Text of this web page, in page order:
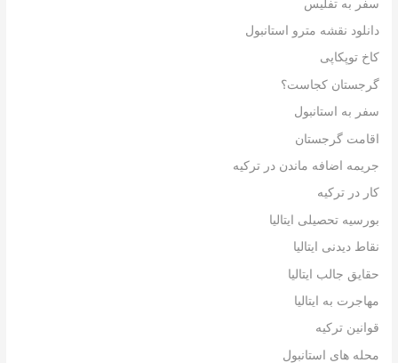
سفر به تفلیس
دانلود نقشه مترو استانبول
کاخ توپکاپی
گرجستان کجاست؟
سفر به استانبول
اقامت گرجستان
جریمه اضافه ماندن در ترکیه
کار در ترکیه
بورسیه تحصیلی ایتالیا
نقاط دیدنی ایتالیا
حقایق جالب ایتالیا
مهاجرت به ایتالیا
قوانین ترکیه
محله های استانبول